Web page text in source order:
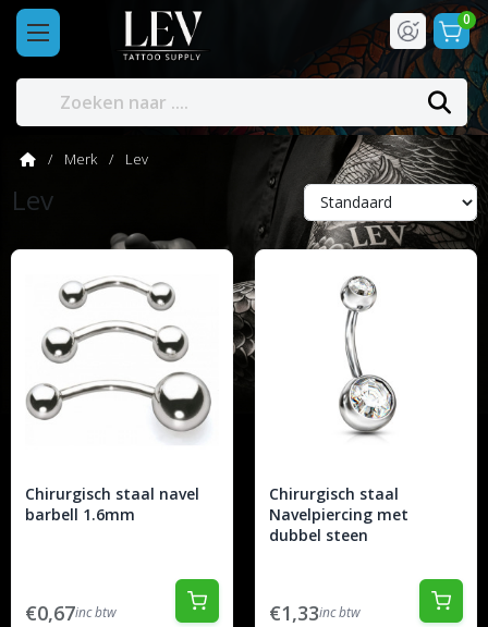
0
Merk Lev
Lev
Chirurgisch staal navel
barbell 1.6mm
€0,67inc btw
Chirurgisch staal
Navelpiercing met
dubbel steen
€1,33inc btw